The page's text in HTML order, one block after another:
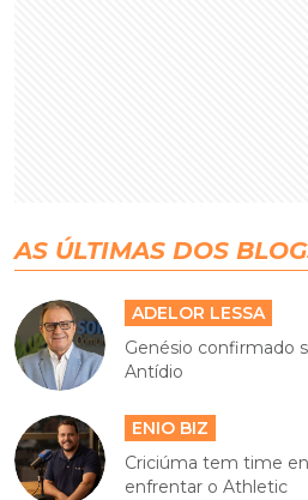
AS ÚLTIMAS DOS
ADELOR LESSA
Genésio confirmado
Antídio
ENIO BIZ
Criciúma tem time
enfrentar o Athletic